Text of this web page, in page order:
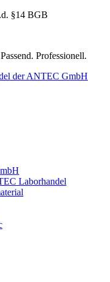
§14 BGB
Professionell.
Laborhandel